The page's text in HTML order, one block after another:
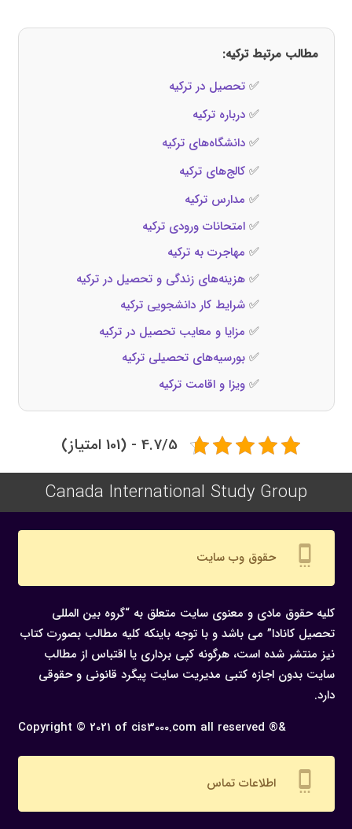
مطالب مرتبط ترکیه:
✅تحصیل در ترکیه
✅درباره ترکیه
✅دانشگاه‌های ترکیه
✅کالج‌های ترکیه
✅ مدارس ترکیه
✅امتحانات ورودی ترکیه
✅ مهاجرت به ترکیه
✅هزینه‌های زندگی و تحصیل در ترکیه
✅شرایط کار دانشجویی ترکیه
✅ مزایا و معایب تحصیل در ترکیه
✅بورسیه‌های تحصیلی ترکیه
✅ویزا و اقامت ترکیه
4.7/5 - (101 امتیاز)
Canada International Study Group
settings_cell حقوق وب سایت
کلیه حقوق مادی و معنوی سایت متعلق به “گروه بین المللی
تحصیل کانادا” می باشد و با توجه باینکه کلیه مطالب بصورت کتاب
نیز منتشر شده است، هرگونه كپی برداری یا اقتباس از مطالب
سایت بدون اجازه كتبی مدیریت سایت پیگرد قانونی و حقوقی
دارد.
Copyright © 2021 of cis3000.com all reserved ®&
settings_cell اطلاعات تماس